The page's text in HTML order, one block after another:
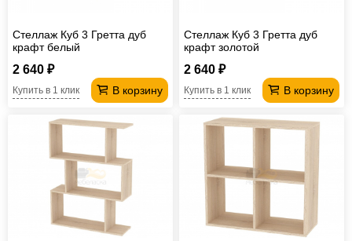
Стеллаж Куб 3 Гретта дуб
крафт белый
2 640 ₽
В корзину
Купить в 1 клик
Стеллаж Куб 3 Гретта дуб
крафт золотой
2 640 ₽
В корзину
Купить в 1 клик